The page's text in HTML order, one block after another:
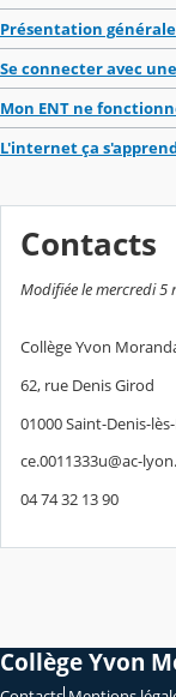
Présentation générale
Se connecter avec
Mon ENT ne
L'internet ça
Contacts
Modifiée le mercredi 5
Collège Yvon
62, rue Denis Girod
01000 Saint-Denis-
ce.0011333u@ac-
04 74 32 13 90
Collège Yvon